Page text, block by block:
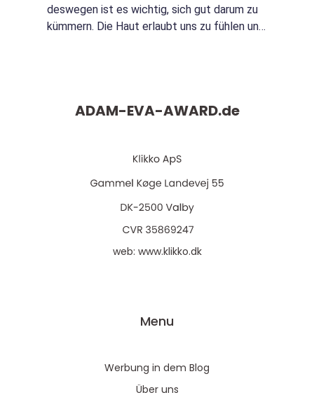
deswegen ist es wichtig, sich gut darum zu
kümmern. Die Haut erlaubt uns zu fühlen und
ADAM-EVA-AWARD.de
web: www.klikko.dk
Menu
Werbung in dem Blog
Über uns